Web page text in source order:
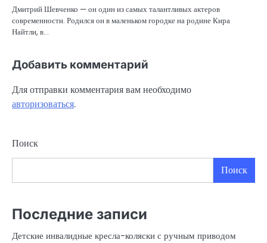
Дмитрий Шевченко — он один из самых талантливых актеров
современности. Родился он в маленьком городке на родине Кира
Найтли, в…
Добавить комментарий
Для отправки комментария вам необходимо
авторизоваться.
Поиск
Поиск
Последние записи
Детские инвалидные кресла-коляски с ручным приводом